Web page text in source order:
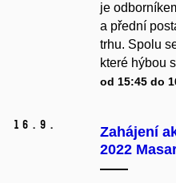
je
a přední
trhu. Spolu
které hýbou
od 15:45 do
16. 9.
Zahájení
2022